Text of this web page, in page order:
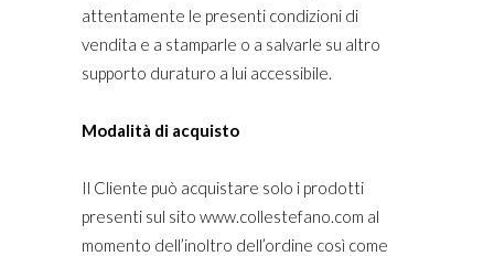
attentamente le presenti condizioni di
vendita e a stamparle o a salvarle su altro
supporto duraturo a lui accessibile.
Modalità di acquisto
Il Cliente può acquistare solo i prodotti
presenti sul sito www.collestefano.com al
momento dell’inoltro dell’ordine così come